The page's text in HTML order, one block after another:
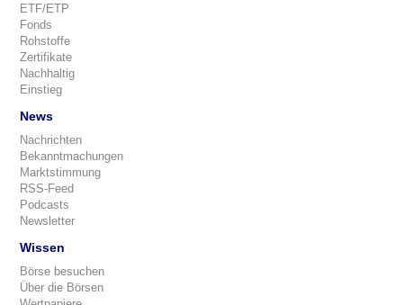
ETF/ETP
Fonds
Rohstoffe
Zertifikate
Nachhaltig
Einstieg
News
Nachrichten
Bekanntmachungen
Marktstimmung
RSS-Feed
Podcasts
Newsletter
Wissen
Börse besuchen
Über die Börsen